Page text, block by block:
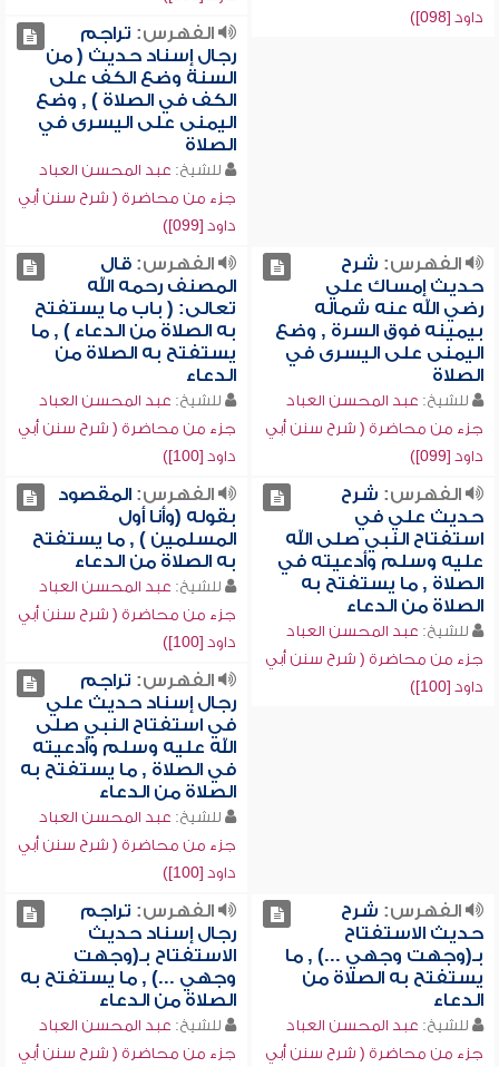
داود [098])
الفهرس: تراجم
رجال إسناد حديث ( من
السنة وضع الكف على
الكف في الصلاة ) , وضع
اليمنى على اليسرى في
الصلاة
للشيخ: عبد المحسن العباد
جزء من محاضرة ( شرح سنن أبي
داود [099])
الفهرس: شرح
حديث إمساك علي
رضي الله عنه شماله
بيمينه فوق السرة , وضع
اليمنى على اليسرى في
الصلاة
للشيخ: عبد المحسن العباد
جزء من محاضرة ( شرح سنن أبي
داود [099])
الفهرس:قال
المصنف رحمه الله
تعالى: ( باب ما يستفتح
به الصلاة من الدعاء ) , ما
يستفتح به الصلاة من
الدعاء
للشيخ: عبد المحسن العباد
جزء من محاضرة ( شرح سنن أبي
داود [100])
الفهرس: شرح
حديث علي في
استفتاح النبي صلى الله
عليه وسلم وأدعيته في
الصلاة , ما يستفتح به
الصلاة من الدعاء
للشيخ: عبد المحسن العباد
جزء من محاضرة ( شرح سنن أبي
داود [100])
الفهرس:المقصود
بقوله (وأنا أول
المسلمين ) , ما يستفتح
به الصلاة من الدعاء
للشيخ: عبد المحسن العباد
جزء من محاضرة ( شرح سنن أبي
داود [100])
الفهرس: تراجم
رجال إسناد حديث علي
في استفتاح النبي صلى
الله عليه وسلم وأدعيته
في الصلاة , ما يستفتح به
الصلاة من الدعاء
للشيخ: عبد المحسن العباد
جزء من محاضرة ( شرح سنن أبي
داود [100])
الفهرس: شرح
حديث الاستفتاح
بـ(وجهت وجهي ...) , ما
يستفتح به الصلاة من
الدعاء
للشيخ: عبد المحسن العباد
جزء من محاضرة ( شرح سنن أبي
الفهرس: تراجم
رجال إسناد حديث
الاستفتاح بـ(وجهت
وجهي ...) , ما يستفتح به
الصلاة من الدعاء
للشيخ: عبد المحسن العباد
جزء من محاضرة ( شرح سنن أبي